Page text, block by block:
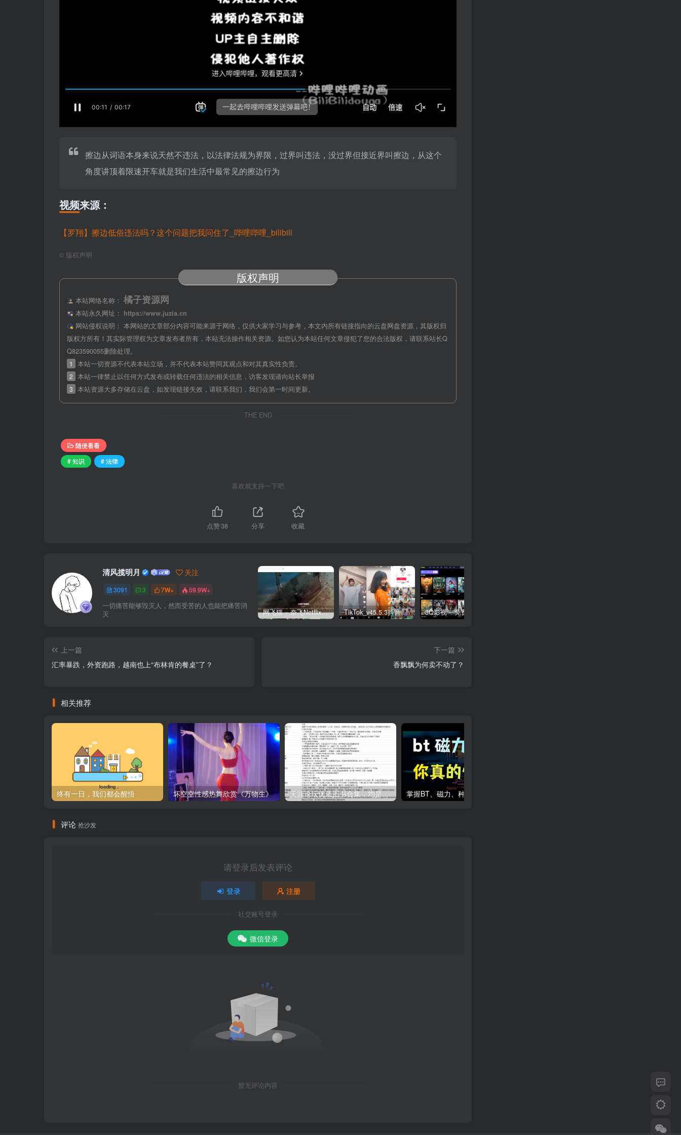
擦边从词语本身来说天然不违法，以法律法规为界限，过界叫违法，没过界但接近界叫擦边，从这个
角度讲顶着限速开车就是我们生活中最常见的擦边行为
视频来源：
【罗翔】擦边低俗违法吗？这个问题把我问住了_哔哩哔哩_bilibili
© 版权声明
版权声明
本站网络名称： 橘子资源网
本站永久网址：
https://www.juzia.cn
网站侵权说明： 本网站的文章部分内容可能来源于网络，仅供大家学习与参考，本文内所有链接指向的云盘网盘资源，其版权归
版权方所有！其实际管理权为文章发布者所有，本站无法操作相关资源。如您认为本站任何文章侵犯了您的合法版权，请联系站长Q
Q823590055删除处理。
1 本站一切资源不代表本站立场，并不代表本站赞同其观点和对其真实性负责。
2 本站一律禁止以任何方式发布或转载任何违法的相关信息，访客发现请向站长举报
3 本站资源大多存储在云盘，如发现链接失效，请联系我们，我们会第一时间更新。
THE END
随便看看
# 知识
# 法律
喜欢就支持一下吧
点赞38 分享 收藏
清风揽明月 关注
3091 3 7W+ 59.9W+
一切痛苦能够毁灭人，然而受苦的人也能把痛苦消
灭
网飞猫 – 奈飞Netflix免费看 TikTok_v45.5.3抖音国际版_免拔卡解锁全球版
上一篇
汇率暴跌，外资跑路，越南也上“布林肯的餐桌”了？
下一篇
香飘飘为何卖不动了？
相关推荐
终有一日，我们都会醒悟 坏空空性感热舞欣赏《万物生》 天涯论坛优质图书合集，均是当年火爆一时的作品
评论 抢沙发
请登录后发表评论
登录 注册
社交账号登录
微信登录
暂无评论内容